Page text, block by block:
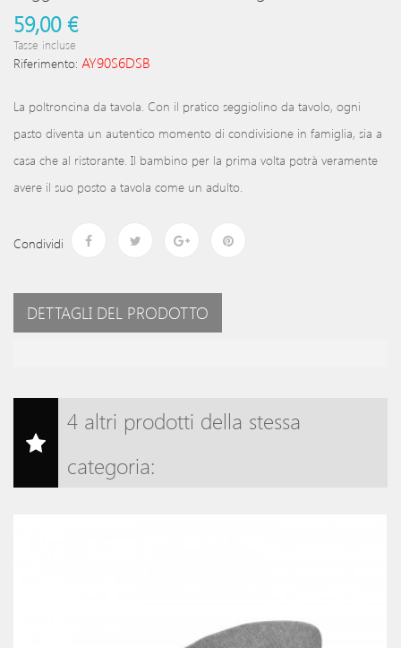
59,00 €
Tasse incluse
Riferimento: AY90S6DSB
La poltroncina da tavola​​​. Con il pratico seggiolino da tavolo, ogni
pasto diventa un autentico momento di condivisione in famiglia, sia a
casa che al ristorante. Il bambino per la prima volta potrà veramente
avere il suo posto a tavola come un adulto.
Condividi
DETTAGLI DEL PRODOTTO
4 altri prodotti della stessa
categoria: